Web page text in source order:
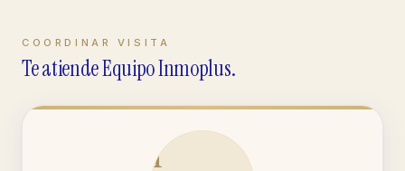
COORDINAR VISITA
Te atiende Equipo Inmoplus.
I